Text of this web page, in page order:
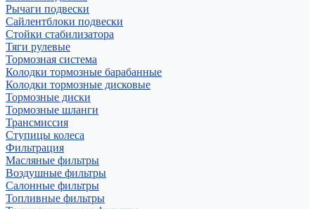
Рычаги подвески
Сайлентблоки подвески
Стойки стабилизатора
Тяги рулевые
Тормозная система
Колодки тормозные барабанные
Колодки тормозные дисковые
Тормозные диски
Тормозные шланги
Трансмиссия
Ступицы колеса
Фильтрация
Масляные фильтры
Воздушные фильтры
Салонные фильтры
Топливные фильтры